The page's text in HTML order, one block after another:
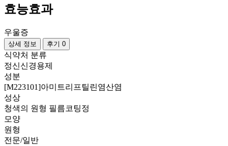
효능효과
우울증
상세 정보 후기 0
식약처 분류
정신신경용제
성분
[M223101]아미트리프틸린염산염
성상
청색의 원형 필름코팅정
모양
원형
전문/일반